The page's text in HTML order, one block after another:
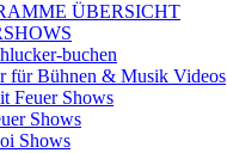
ÜBERSICHT
buchen
für Bühnen & Musik Videos
Feuer Shows
Shows
Shows